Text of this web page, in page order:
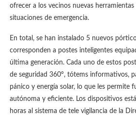
ofrecer a los vecinos nuevas
situaciones de emergencia.
En total, se han instalado 5 nuevos
corresponden a postes inteligentes
última generación. Cada uno de estos
de seguridad 360°, tótems informativos,
pánico y energía solar, lo que les permite
autónoma y eficiente. Los dispositivos
horas al sistema de tele vigilancia de la